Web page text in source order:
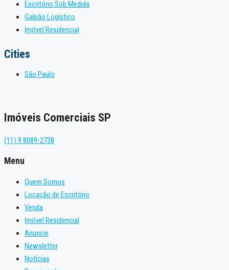
Escritório Sob Medida
Galpão Logístico
Imóvel Residencial
Cities
São Paulo
Imóveis Comerciais SP
(11) 9 8089-2738
Menu
Quem Somos
Locação de Escritório
Venda
Imóvel Residencial
Anuncie
Newsletter
Notícias